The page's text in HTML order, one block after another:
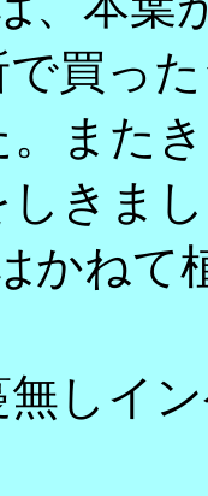
で買っ
。また
きま
かねて
しイ